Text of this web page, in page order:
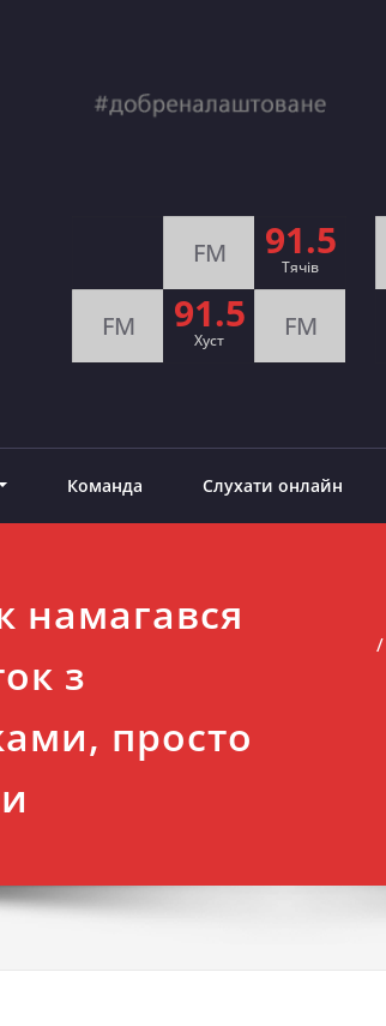
FM 91.5
Тячів
FM 91.5
Хуст FM
Команда Слухати онлайн
намагався
з
просто